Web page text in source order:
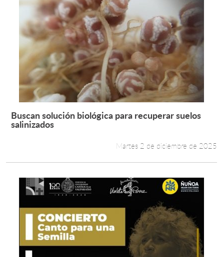
Leer más +
Buscan solución biológica para recuperar suelos
salinizados
Martes 2 de diciembre de 2025